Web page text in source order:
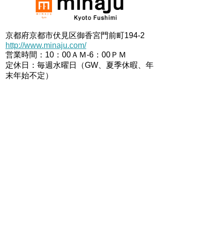
京都府京都市伏見区御香宮門前町194-2
http://www.minaju.com/
営業時間：10：00ＡＭ-6：00ＰＭ
定休日：毎週水曜日（GW、夏季休暇、年
末年始不定）